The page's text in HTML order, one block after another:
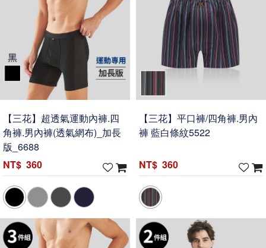
【三花】超透氣運動內褲.四
角褲.男內褲(透氣網布)_加長
版_6688
360
【三花】平口褲/四角褲.男內
褲 藍白條紋5522
360